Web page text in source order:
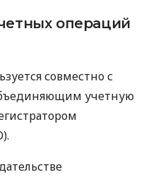
операций
совместно с
учетную